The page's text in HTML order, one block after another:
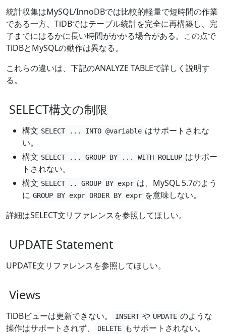
統計収集はMySQL/InnoDBでは比較的軽量で短時間の作業
である一方、TiDBではテーブル統計を完全に再構築し、完
了までにはるかに長い時間がかかる場合がある。この点で
TiDBとMySQLの動作は異なる。
これらの違いは、下記のANALYZE TABLEで詳しく説明す
る。
SELECT構文の制限
構文 SELECT ... INTO @variable はサポートされな
い。
構文 SELECT ... GROUP BY ... WITH ROLLUP はサポー
トされない。
構文 SELECT .. GROUP BY expr は、MySQL 5.7のよう
に GROUP BY expr ORDER BY expr を意味しない。
詳細はSELECT文リファレンスを参照してほしい。
UPDATE Statement
UPDATE文リファレンスを参照してほしい。
Views
TiDBビューは更新できない。 INSERT や UPDATE のような
操作はサポートされず、
DELETE もサポートされない。